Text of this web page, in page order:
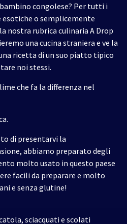
congolese? Per tutti i
esotiche o semplicemente
nostra rubrica culinaria A Drop
una cucina straniera e ve la
ricetta di un suo piatto tipico
noi stessi.
che fa la differenza nel
di presentarvi la
abbiamo preparato degli
molto usato in questo paese
facili da preparare e molto
e senza glutine!
sciacquati e scolati